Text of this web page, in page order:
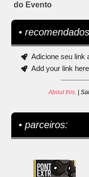
do Evento
•
Adicione seu link
Add your link
About this. |
• parceiros: